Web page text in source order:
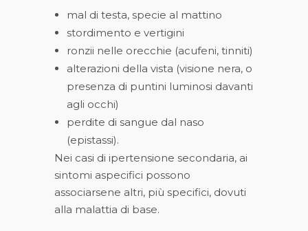
mal di testa, specie al mattino
stordimento e vertigini
ronzii nelle orecchie (acufeni, tinniti)
alterazioni della vista (visione nera, o
presenza di puntini luminosi davanti
agli occhi)
perdite di sangue dal naso
(epistassi).
Nei casi di ipertensione secondaria, ai
sintomi aspecifici possono
associarsene altri, più specifici, dovuti
alla malattia di base.